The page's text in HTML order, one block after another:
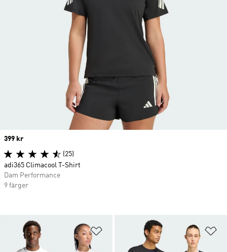
Lägg till på önskelistan
Price
399 kr
(25)
adi365 Climacool T-Shirt
Dam Performance
9 färger